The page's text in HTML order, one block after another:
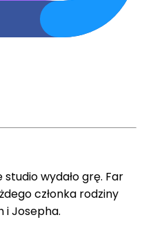
wydało grę. Far
członka rodziny
i Josepha.